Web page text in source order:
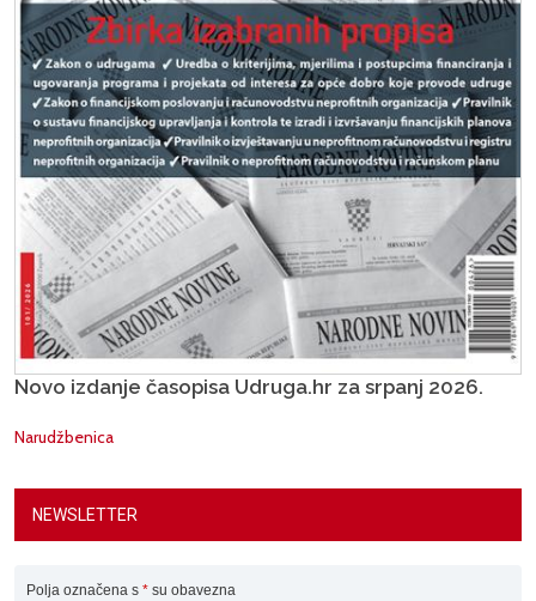
Novo izdanje časopisa Udruga.hr za srpanj 2026.
Narudžbenica
NEWSLETTER
Polja označena s * su obavezna